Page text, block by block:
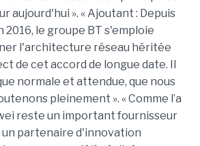
aujourd'hui ». « Ajoutant : Depuis
2016, le groupe BT s'emploie
l'architecture réseau héritée
de cet accord de longue date. Il
normale et attendue, que nous
pleinement ». « Comme l’a
reste un important fournisseur
partenaire d'innovation